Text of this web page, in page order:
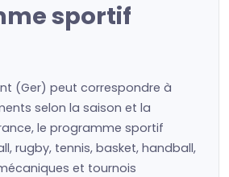
sportif
(Ger) peut correspondre à
selon la saison et la
le programme sportif
rugby, tennis, basket, handball,
et tournois